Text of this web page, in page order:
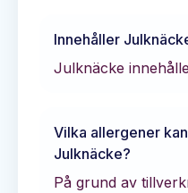
Innehåller
Julknäcke
Vilka allergener
Julknäcke?
På grund av